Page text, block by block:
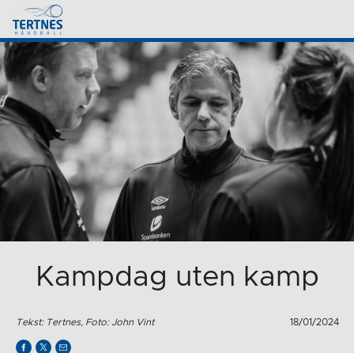
Kampdag uten kamp
Tekst: Tertnes, Foto: John Vint 18/01/2024